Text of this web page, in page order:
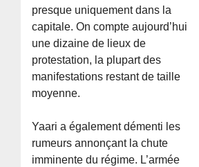
presque uniquement dans la
capitale. On compte aujourd’hui
une dizaine de lieux de
protestation, la plupart des
manifestations restant de taille
moyenne.
Yaari a également démenti les
rumeurs annonçant la chute
imminente du régime. L’armée